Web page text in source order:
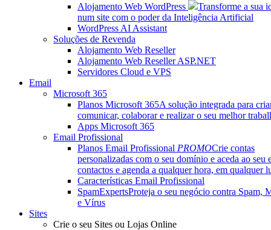
Alojamento Web WordPress
Transforme a sua
num site com o poder da Inteligência Artificial
WordPress AI Assistant
Soluções de Revenda
Alojamento Web Reseller
Alojamento Web Reseller ASP.NET
Servidores Cloud e VPS
Email
Microsoft 365
Planos Microsoft 365A solução integrada para
comunicar, colaborar e realizar o seu melhor
Apps Microsoft 365
Email Profissional
Planos Email Profissional PROMOCrie contas
personalizadas com o seu domínio e aceda ao seu
contactos e agenda a qualquer hora, em qualquer
Características Email Profissional
SpamExpertsProteja o seu negócio contra Spam,
e Vírus
Sites
Crie o seu Sites ou Lojas Online